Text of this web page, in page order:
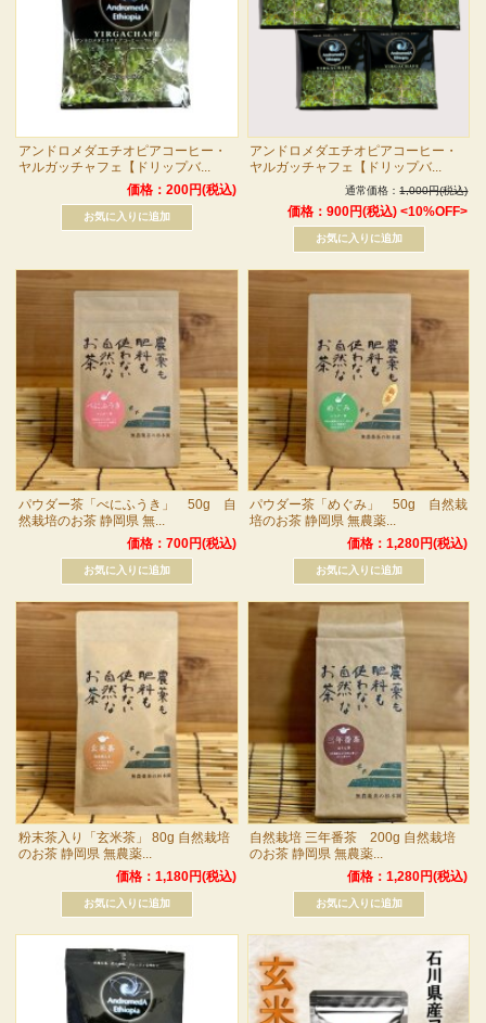
アンドロメダエチオピアコーヒー・
ヤルガッチャフェ【ドリップバ...
価格：200円(税込)
アンドロメダエチオピアコーヒー・
ヤルガッチャフェ【ドリップバ...
通常価格：1,000円(税込)
価格：900円(税込)<10%OFF>
パウダー茶「べにふうき」 50g 自
然栽培のお茶 静岡県 無...
価格：700円(税込)
パウダー茶「めぐみ」 50g 自然栽
培のお茶 静岡県 無農薬...
価格：1,280円(税込)
粉末茶入り「玄米茶」 80g 自然栽培
のお茶 静岡県 無農薬...
価格：1,180円(税込)
自然栽培 三年番茶 200g 自然栽培
のお茶 静岡県 無農薬...
価格：1,280円(税込)